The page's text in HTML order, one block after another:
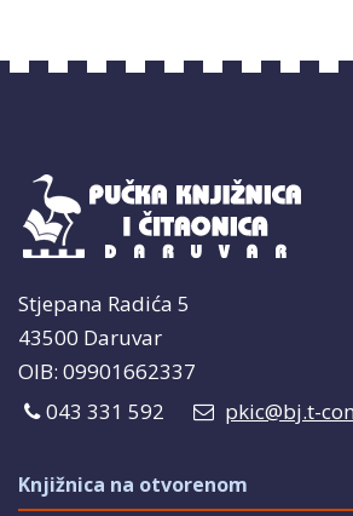
Stjepana Radića 5
43500 Daruvar
OIB: 09901662337
043 331 592
pkic@bj.t-
Knjižnica na otvorenom